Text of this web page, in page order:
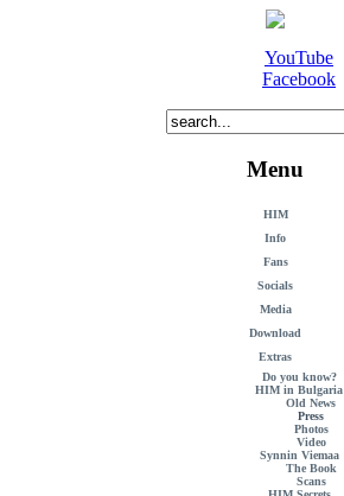
YouTube
Facebook
Menu
HIM
Info
Fans
Socials
Media
Download
Extras
Do you know?
HIM in Bulgaria
Old News
Press
Photos
Video
Synnin Viemaa
The Book
Scans